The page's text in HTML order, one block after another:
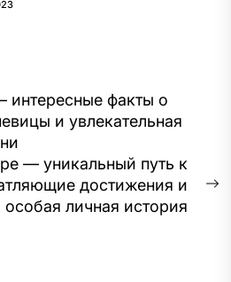
интересные факты о
и увлекательная
— уникальный путь к
достижения и
особая личная история